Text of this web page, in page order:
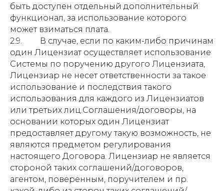
быть доступен отдельный дополнительный
функционал, за использование которого
может взиматься плата.
2.9. В случае, если по каким-либо причинам
один Лицензиат осуществляет использование
Системы по поручению другого Лицензиата,
Лицензиар не несет ответственности за такое
использование и последствия такого
использования для каждого из Лицензиатов
или третьих лиц.Соглашения/договоры, на
основании которых один Лицензиат
предоставляет другому такую возможность, не
являются предметом регулирования
настоящего Договора. Лицензиар не является
стороной таких соглашений/договоров,
агентом, поверенным, поручителем и пр.